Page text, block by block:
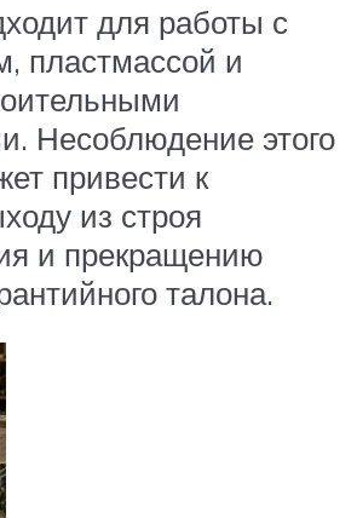
для работы с
пластмассой и
Несоблюдение этого
привести к
из строя
и прекращению
талона.